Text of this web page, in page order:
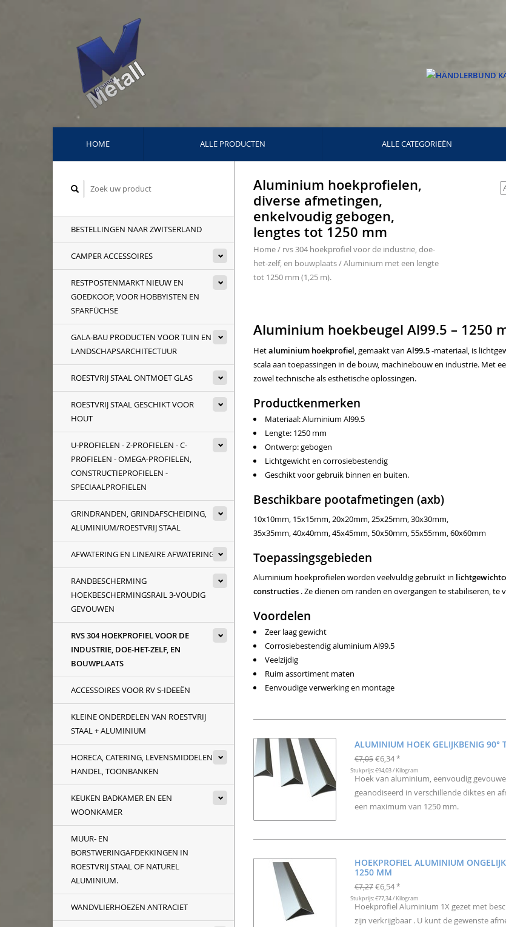
HOME ALLE PRODUCTEN ALLE CATEGORIEËN
BESTELLINGEN NAAR ZWITSERLAND
CAMPER ACCESSOIRES
RESTPOSTENMARKT NIEUW EN
GOEDKOOP, VOOR HOBBYISTEN EN
SPARFÜCHSE
GALA-BAU PRODUCTEN VOOR TUIN EN
LANDSCHAPSARCHITECTUUR
ROESTVRIJ STAAL ONTMOET GLAS
ROESTVRIJ STAAL GESCHIKT VOOR
HOUT
U-PROFIELEN - Z-PROFIELEN - C-
PROFIELEN - OMEGA-PROFIELEN,
CONSTRUCTIEPROFIELEN -
SPECIAALPROFIELEN
GRINDRANDEN, GRINDAFSCHEIDING,
ALUMINIUM/ROESTVRIJ STAAL
AFWATERING EN LINEAIRE AFWATERING
RANDBESCHERMING
HOEKBESCHERMINGSRAIL 3-VOUDIG
GEVOUWEN
RVS 304 HOEKPROFIEL VOOR DE
INDUSTRIE, DOE-HET-ZELF, EN
BOUWPLAATS
ACCESSOIRES VOOR RV S-IDEEËN
KLEINE ONDERDELEN VAN ROESTVRIJ
STAAL + ALUMINIUM
HORECA, CATERING, LEVENSMIDDELEN
HANDEL, TOONBANKEN
KEUKEN BADKAMER EN EEN
WOONKAMER
MUUR- EN
BORSTWERINGAFDEKKINGEN IN
ROESTVRIJ STAAL OF NATUREL
ALUMINIUM.
WANDVLIERHOEZEN ANTRACIET
Aluminium hoekprofielen,
diverse afmetingen,
enkelvoudig gebogen,
lengtes tot 1250 mm
Home/ rvs 304 hoekprofiel voor de industrie, doe-
het-zelf, en bouwplaats/Aluminium met een lengte
tot 1250 mm (1,25 m).
Aluminium hoekbeugel Al99.5 – 1250
Hetaluminium hoekprofiel,gemaakt van Al99.5-materiaal, is
scala aan toepassingen in de bouw, machinebouw en industrie. Met
zowel technische als esthetische oplossingen.
Productkenmerken
Materiaal: Aluminium Al99.5
Lengte: 1250 mm
Ontwerp: gebogen
Lichtgewicht en corrosiebestendig
Geschikt voor gebruik binnen en buiten.
Beschikbare pootafmetingen (axb)
10x10mm, 15x15mm, 20x20mm, 25x25mm, 30x30mm,
35x35mm, 40x40mm, 45x45mm, 50x50mm, 55x55mm, 60x60mm
Toepassingsgebieden
Aluminium hoekprofielen worden veelvuldig gebruikt in
constructies . Ze dienen om randen en overgangen te stabiliseren, te
Voordelen
Zeer laag gewicht
Corrosiebestendig aluminium Al99.5
Veelzijdig
Ruim assortiment maten
Eenvoudige verwerking en montage
ALUMINIUM HOEK GELIJKBENIG 90°
€7,05 €6,34 *
Stukprijs: €94,03 / Kilogram
Hoek van aluminium, eenvoudig
geanodiseerd in verschillende diktes en
een maximum van 1250 mm.
HOEKPROFIEL ALUMINIUM
1250 MM
€7,27 €6,54 *
Stukprijs: €77,34 / Kilogram
Hoekprofiel Aluminium 1X gezet met
zijn verkrijgbaar . U kunt de gewenste